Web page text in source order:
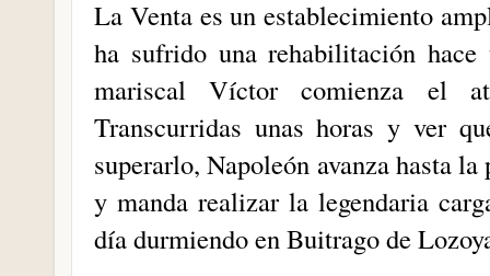
La Venta es un establecimiento
ha sufrido una rehabilitación
mariscal Víctor comienza el
Transcurridas unas horas y ver
superarlo, Napoleón avanza hasta
y manda realizar la legendaria
día durmiendo en Buitrago de